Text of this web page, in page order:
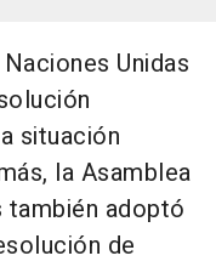
Unidas
situación
la Asamblea
también adoptó
de